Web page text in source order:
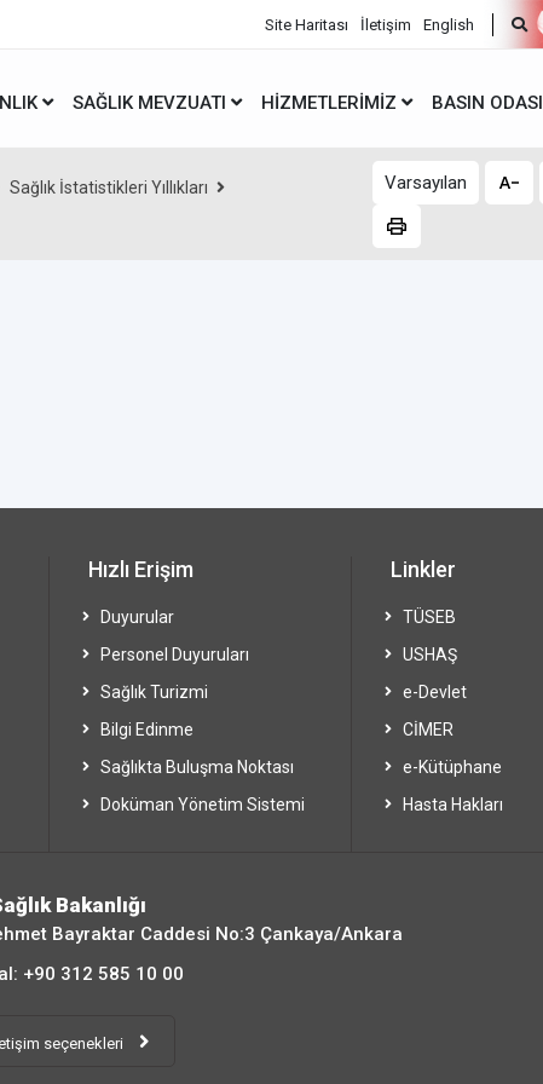
Site Haritası İletişim English
SAĞLIK MEVZUATI HIZMETLERIMIZ BASIN ODASI
Sağlık İstatistikleri Yıllıkları Varsayılan
Hızlı Erişim
Duyurular
Personel Duyuruları
Sağlık Turizmi
Bilgi Edinme
Sağlıkta Buluşma Noktası
Doküman Yönetim Sistemi
Linkler
TÜSEB
USHAŞ
e-Devlet
CİMER
e-Kütüphane
Hasta Hakları
Bakanlığı
Bayraktar Caddesi No:3 Çankaya/Ankara
+90 312 585 10 00
seçenekleri